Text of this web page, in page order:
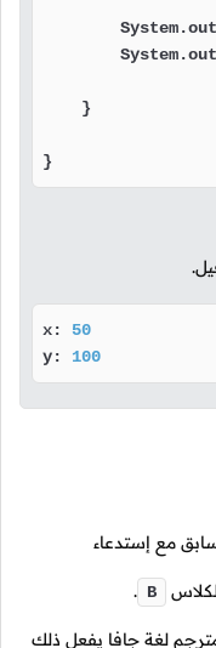
    }
}
x: 50
y: 100
مع إستدعاء
B
.
مترجم لغة جافا يفعل ذلك